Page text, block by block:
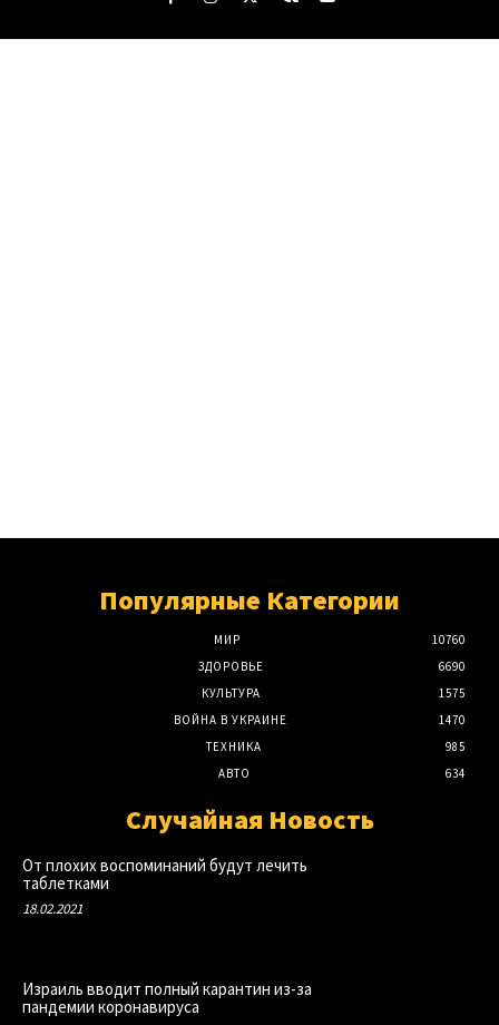
Популярные Категории
МИР
10760
ЗДОРОВЬЕ
6690
КУЛЬТУРА
1575
ВОЙНА В УКРАИНЕ
1470
ТЕХНИКА
985
АВТО
634
Случайная Новость
От плохих воспоминаний будут лечить
таблетками
18.02.2021
Израиль вводит полный карантин из-за
пандемии коронавируса